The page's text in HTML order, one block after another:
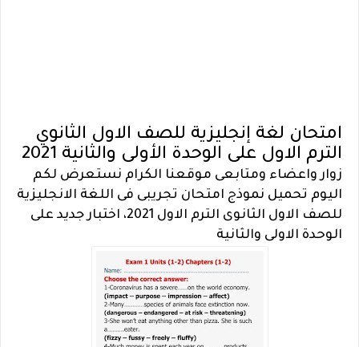
امتحان لغة إنجليزية للصف الاول الثانوي
الترم الاول على الوحدة الأولى والثانية 2021
زوار واعضاء ومتابعى موقعنا الكرام نستعرض لكم
اليوم تحميل نموذج امتحان تجريبى فى اللغة الانجليزية
للصف الاول الثانوى الترم الاول 2021، اختبار جديد على
الوحدة الاولى والثانية